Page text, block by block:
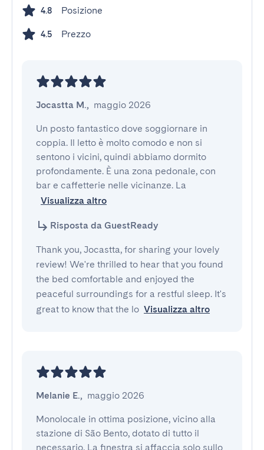
4.8 Posizione
4.5 Prezzo
Jocastta M., maggio 2026
Un posto fantastico dove soggiornare in
coppia. Il letto è molto comodo e non si
sentono i vicini, quindi abbiamo dormito
profondamente. È una zona pedonale, con
bar e caffetterie nelle vicinanze. La
Visualizza altro
Risposta da GuestReady
Thank you, Jocastta, for sharing your lovely
review! We're thrilled to hear that you found
the bed comfortable and enjoyed the
peaceful surroundings for a restful sleep. It's
great to know that the lo Visualizza altro
Melanie E., maggio 2026
Monolocale in ottima posizione, vicino alla
stazione di São Bento, dotato di tutto il
necessario. La finestra si affaccia solo sullo